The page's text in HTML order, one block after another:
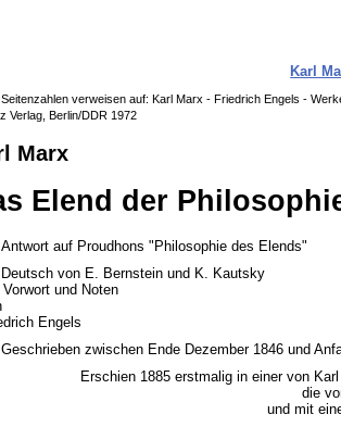
Karl
Seitenzahlen verweisen auf: Karl Marx - Friedrich Engels -
Verlag, Berlin/DDR 1972
Marx
Elend der
Antwort auf Proudhons "Philosophie des Elends"
Deutsch von E. Bernstein und K. Kautsky
Vorwort und Noten
Engels
Geschrieben zwischen Ende Dezember 1846 und
Erschien 1885 erstmalig in einer von
die
und mit